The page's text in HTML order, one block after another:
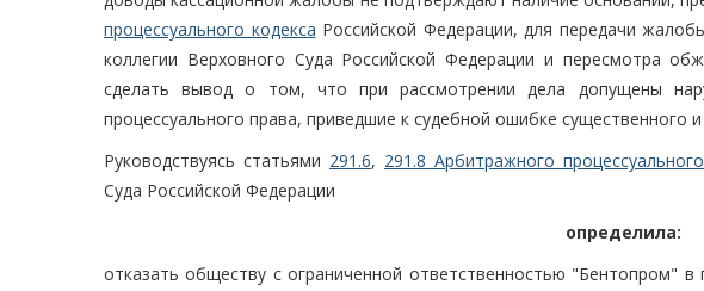
процессуального кодекса Российской Федерации, для передачи
коллегии Верховного Суда Российской Федерации и пересмотра
сделать вывод о том, что при рассмотрении дела допущены
процессуального права, приведшие к судебной ошибке существенного
Руководствуясь статьями 291.6, 291.8 Арбитражного
Суда Российской Федерации
определила:
отказать обществу с ограниченной ответственностью "Бентопром"